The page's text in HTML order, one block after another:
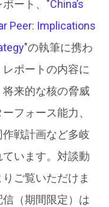
ート、"China’s
Peer: Implications
"の執筆に携わ
ポートの内容に
来的な核の脅威
フォース能力、
戦計画など多岐
います。対談動
ご覧いただけま
（期間限定）は